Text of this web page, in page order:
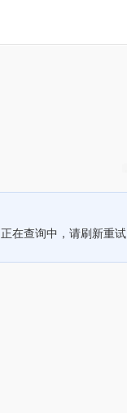
正在查询中，请刷新重试